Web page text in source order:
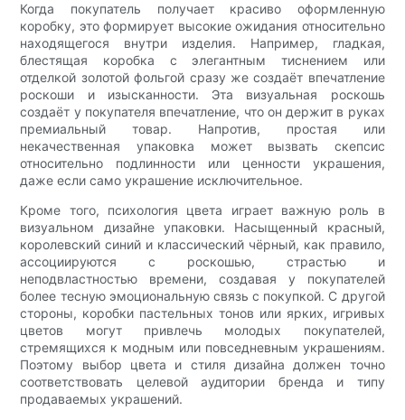
Когда покупатель получает красиво оформленную
коробку, это формирует высокие ожидания относительно
находящегося внутри изделия. Например, гладкая,
блестящая коробка с элегантным тиснением или
отделкой золотой фольгой сразу же создаёт впечатление
роскоши и изысканности. Эта визуальная роскошь
создаёт у покупателя впечатление, что он держит в руках
премиальный товар. Напротив, простая или
некачественная упаковка может вызвать скепсис
относительно подлинности или ценности украшения,
даже если само украшение исключительное.
Кроме того, психология цвета играет важную роль в
визуальном дизайне упаковки. Насыщенный красный,
королевский синий и классический чёрный, как правило,
ассоциируются с роскошью, страстью и
неподвластностью времени, создавая у покупателей
более тесную эмоциональную связь с покупкой. С другой
стороны, коробки пастельных тонов или ярких, игривых
цветов могут привлечь молодых покупателей,
стремящихся к модным или повседневным украшениям.
Поэтому выбор цвета и стиля дизайна должен точно
соответствовать целевой аудитории бренда и типу
продаваемых украшений.